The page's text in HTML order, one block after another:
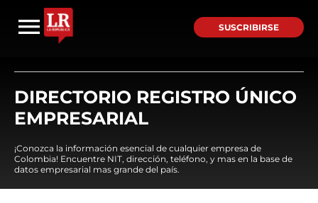
SUSCRIBIRSE
DIRECTORIO REGISTRO ÚNICO
EMPRESARIAL
¡Conozca la información esencial de cualquier empresa de
Colombia! Encuentre NIT, dirección, teléfono, y mas en la base de
datos empresarial mas grande del país.